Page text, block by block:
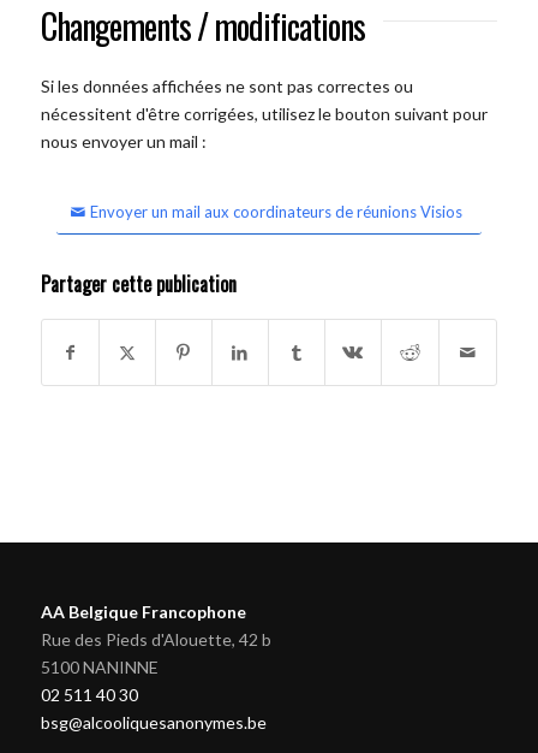
Changements / modifications
Si les données affichées ne sont pas correctes ou
nécessitent d'être corrigées, utilisez le bouton suivant pour
nous envoyer un mail :
Envoyer un mail aux coordinateurs de réunions Visios
Partager cette publication
AA Belgique Francophone
Rue des Pieds d'Alouette, 42 b
5100 NANINNE
02 511 40 30
bsg@alcooliquesanonymes.be